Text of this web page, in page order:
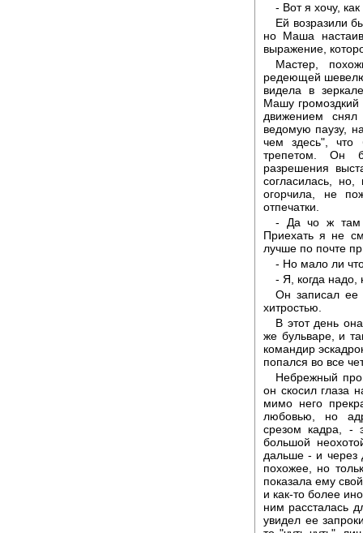
- Вот я хочу,
Ей возразили
но Маша
выражение,
Мастер,
редеющей
видела в
Машу
движением
ведомую паузу,
чем здесь",
трепетом. Он
разрешения
согласилась,
огорчила, не
отпечатки.
- Да чо ж там
Приехать я не
лучше по почте
- Но мало ли
- Я, когда
Он записал ее
хитростью.
В этот день
же бульваре, и
командир
попался во все
Небрежный
он скосил глаза
мимо него
любовью, но
срезом кадра, -
большой
дальше - и через
похожее, но
показала ему
и как-то более
ним рассталась
увидел ее